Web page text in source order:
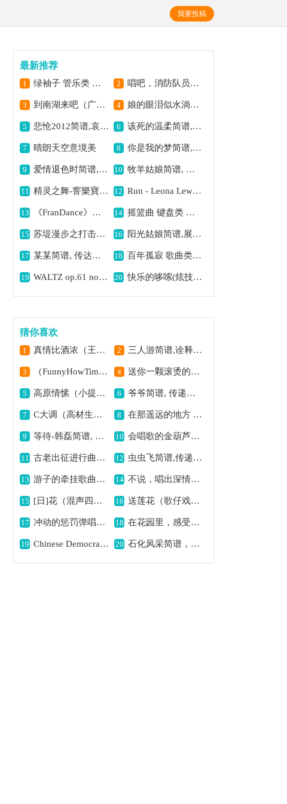
我要投稿
最新推荐
1 绿袖子 管乐类 萨克斯管简谱,传达浪漫的情思 2 唱吧，消防队员简谱,歌颂消防英雄情
3 到南湖来吧（广场舞曲）简谱,感受欢快氛围 4 娘的眼泪似水淌简谱,饱含思念与哀愁
5 悲怆2012简谱,哀伤情感之韵 6 该死的温柔简谱, 诉说爱之伤痛
7 晴朗天空意境美 8 你是我的梦简谱,传递梦幻情感
9 爱情退色时简谱, 演绎爱之消逝 10 牧羊姑娘简谱, 展现田园之美
11 精灵之舞-窨樂寶寶简谱,展现灵动之美 12 Run - Leona Lewis 修正版 - 钢琴谱(钢琴曲) - Leona Lewis简谱, 歌曲传递坚韧情
13 《FranDance》萨克斯简谱,充满异域风情的旋律 14 摇篮曲 键盘类 钢琴简谱,传递温馨之梦乡
15 苏堤漫步之打击乐分谱2简谱,展现苏堤动感之美 16 阳光姑娘简谱,展现青春活力
17 某某简谱, 传达深情意境 18 百年孤寂 歌曲类 简谱简谱, 诠释孤独心境
19 WALTZ op.61 no.1简谱, 展现华尔兹之美 20 快乐的哆嗦(炫技版)-俊俊简谱,传递欢快好心情
猜你喜欢
1 真情比酒浓（王懳编曲）胡琴简谱, 诠释真挚情感之美 2 三人游简谱,诠释别样情感
3 （FunnyHowTimeSlipsAway）萨克斯简谱，时光悄然流逝之曲 4 送你一颗滚烫的心简谱,传递炽热情感
5 高原情愫（小提琴+钢琴伴奏）提琴简谱,抒发高原深情厚谊 6 爷爷简谱, 传递亲情温暖
7 C大调（高材生）进行曲简谱,展现青春奋进意 8 在那遥远的地方 歌曲类 简谱简谱, 传达遥远的思念
9 等待-韩磊简谱, 深情抒发盼意 10 会唱歌的金葫芦（小合奏）葫芦丝简谱,展现欢快童真之境
11 古老出征进行曲《军乐总谱》线简谱,展现激昂军乐情 12 虫虫飞简谱,传递童真美好
13 游子的牵挂歌曲简谱,饱含思乡深情 14 不说，唱出深情离别
15 [日]花（混声四部合唱）简谱,展现别样歌曲意境 16 送莲花（歌仔戏曲调）（箫）笛箫简谱,传递歌仔戏的温情
17 冲动的惩罚弹唱谱,尽显爱恨情仇 18 在花园里，感受自然美好
19 Chinese Democracy简谱, 表达自由之精神 20 石化风采简谱，展现别样风采,